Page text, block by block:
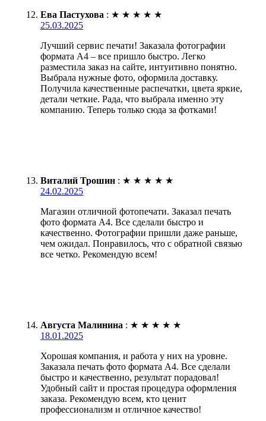
Ева Пастухова : ★ ★ ★ ★ ★
25.03.2025
Лучший сервис печати! Заказала фотографии
формата А4 – все пришло быстро. Легко
разместила заказ на сайте, интуитивно понятно.
Выбрала нужные фото, оформила доставку.
Получила качественные распечатки, цвета яркие,
детали четкие. Рада, что выбрала именно эту
компанию. Теперь только сюда за фотками!
Виталий Трошин : ★ ★ ★ ★ ★
24.02.2025
Магазин отличной фотопечати. Заказал печать
фото формата А4. Все сделали быстро и
качественно. Фотографии пришли даже раньше,
чем ожидал. Понравилось, что с обратной связью
все четко. Рекомендую всем!
Августа Малинина : ★ ★ ★ ★ ★
18.01.2025
Хорошая компания, и работа у них на уровне.
Заказала печать фото формата А4. Все сделали
быстро и качественно, результат порадовал!
Удобный сайт и простая процедура оформления
заказа. Рекомендую всем, кто ценит
профессионализм и отличное качество!